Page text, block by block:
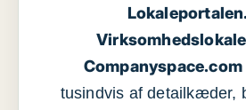
Companyspace.com
tusindvis af detailkæder,